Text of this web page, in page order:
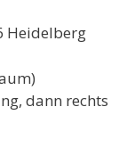
Heidelberg
dann rechts